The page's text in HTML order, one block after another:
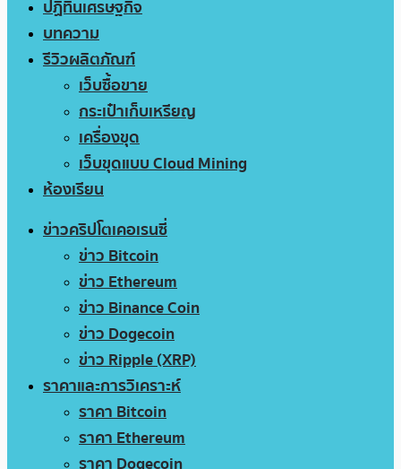
ปฏิทินเศรษฐกิจ
บทความ
รีวิวผลิตภัณฑ์
เว็บซื้อขาย
กระเป๋าเก็บเหรียญ
เครื่องขุด
เว็บขุดแบบ Cloud Mining
ห้องเรียน
ข่าวคริปโตเคอเรนซี่
ข่าว Bitcoin
ข่าว Ethereum
ข่าว Binance Coin
ข่าว Dogecoin
ข่าว Ripple (XRP)
ราคาและการวิเคราะห์
ราคา Bitcoin
ราคา Ethereum